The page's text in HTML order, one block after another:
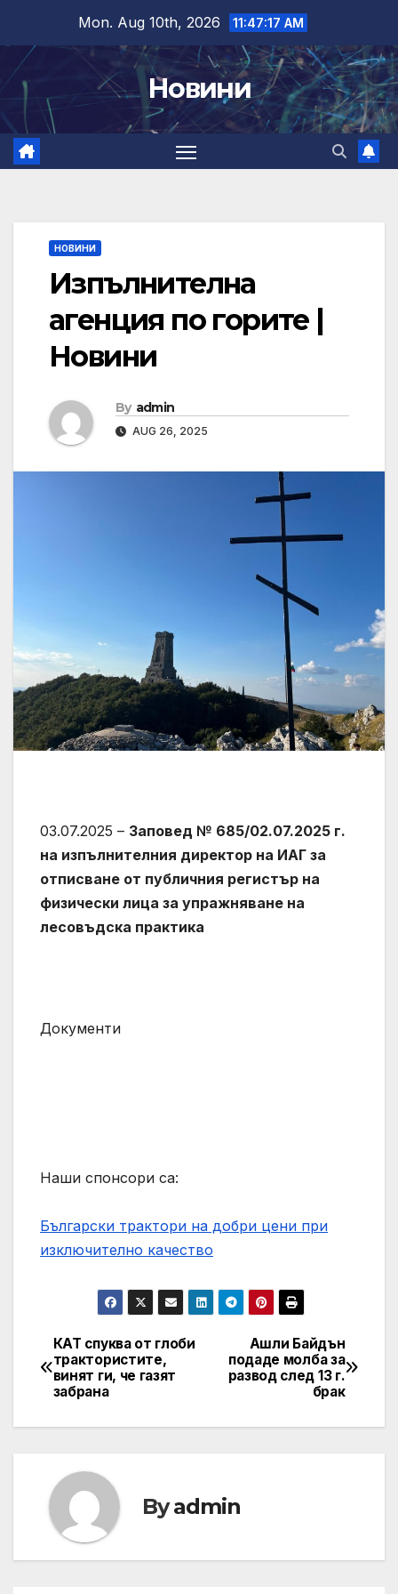
content
Mon. Aug 10th, 2026 11:47:18 AM
Новини
НОВИНИ
Изпълнителна
агенция по горите |
Новини
By admin
AUG 26, 2025
03.07.2025 – Заповед № 685/02.07.2025 г.
на изпълнителния директор на ИАГ за
отписване от публичния регистър на
физически лица за упражняване на
лесовъдска практика
Документи
Наши спонсори са:
Български трактори на добри цени при
изключително качество
Post
navigation
Ашли Байдън
подаде молба за
развод след 13 г.
брак
КАТ спуква от глоби
трактористите,
винят ги, че газят
забрана
Byadmin